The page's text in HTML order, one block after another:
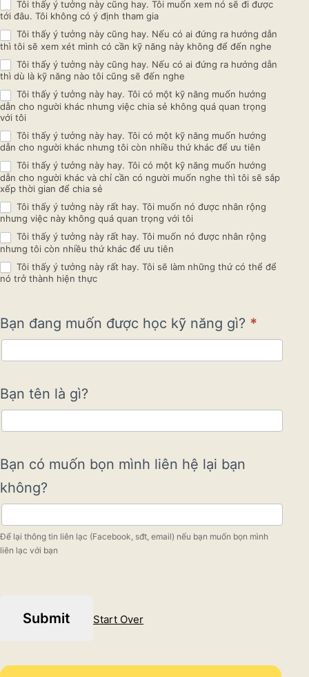
tưởng
tổ
chức
các
buổi
chia
sẻ kỹ
năng
miễn
phí
nhau
Tôi thấy ý tưởng này cũng hay. Tôi muốn xem nó sẽ đi được
tới đâu. Tôi không có ý định tham gia
Tôi thấy ý tưởng này cũng hay. Nếu có ai đứng ra hướng dẫn
thì tôi sẽ xem xét mình có cần kỹ năng này không để đến nghe
Tôi thấy ý tưởng này cũng hay. Nếu có ai đứng ra hướng dẫn
thì dù là kỹ năng nào tôi cũng sẽ đến nghe
Tôi thấy ý tưởng này hay. Tôi có một kỹ năng muốn hướng
dẫn cho người khác nhưng việc chia sẻ không quá quan trọng
với tôi
Tôi thấy ý tưởng này hay. Tôi có một kỹ năng muốn hướng
dẫn cho người khác nhưng tôi còn nhiều thứ khác để ưu tiên
Tôi thấy ý tưởng này hay. Tôi có một kỹ năng muốn hướng
dẫn cho người khác và chỉ cần có người muốn nghe thì tôi sẽ sắp
xếp thời gian để chia sẻ
Tôi thấy ý tưởng này rất hay. Tôi muốn nó được nhân rộng
nhưng việc này không quá quan trọng với tôi
Tôi thấy ý tưởng này rất hay. Tôi muốn nó được nhân rộng
nhưng tôi còn nhiều thứ khác để ưu tiên
Tôi thấy ý tưởng này rất hay. Tôi sẽ làm những thứ có thể để
nó trở thành hiện thực
Bạn đang muốn được học kỹ năng gì? *
Bạn tên là gì?
Bạn có muốn bọn mình liên hệ lại bạn
không?
Để lại thông tin liên lạc (Facebook, sđt, email) nếu bạn muốn bọn mình
liên lạc với bạn
Submit Start Over